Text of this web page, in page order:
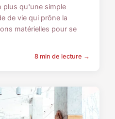
plus qu'une simple
de vie qui prône la
matérielles pour se
8 min de lecture →